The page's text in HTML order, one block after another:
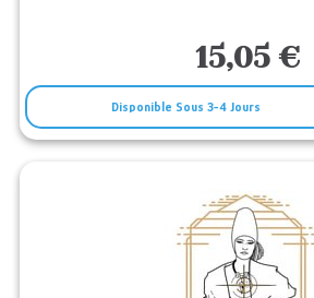
15,05 €
Disponible Sous 3-4 Jours